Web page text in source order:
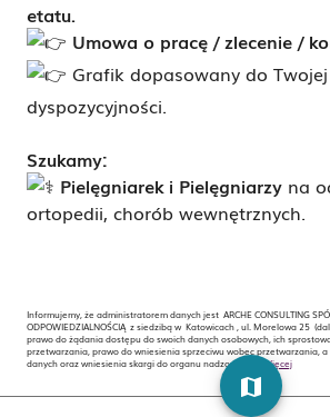
etatu.
Umowa o pracę / zlecenie /
Grafik dopasowany do Twojej
dyspozycyjności.
Szukamy:
Pielęgniarek i Pielęgniarzy na
ortopedii, chorób wewnętrznych.
Informujemy, że administratorem danych jest ARCHE CONSULTING
ODPOWIEDZIALNOŚCIĄ z siedzibą w Katowicach , ul. Morelowa 25
prawo do żądania dostępu do swoich danych osobowych, ich
przetwarzania, prawo do wniesienia sprzeciwu wobec przetwarzania,
danych oraz wniesienia skargi do organu nadzorczego. Więcej
map